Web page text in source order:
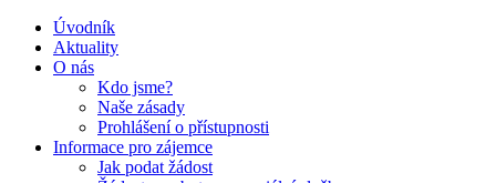
Úvodník
Aktuality
O nás
Kdo jsme?
Naše zásady
Prohlášení o přístupnosti
Informace pro zájemce
Jak podat žádost